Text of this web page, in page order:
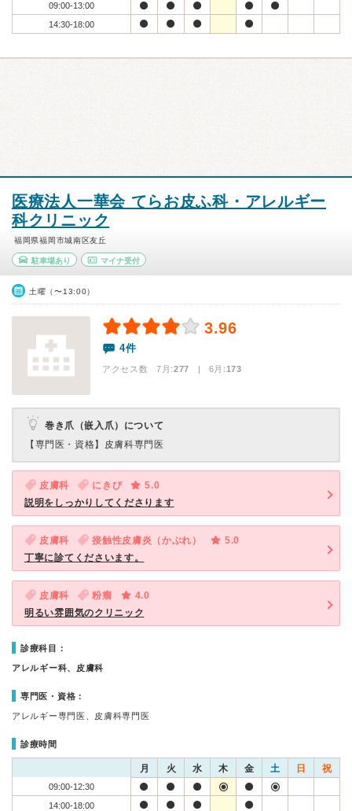
09:00-13:00
14:30-18:00
医療法人一華会 てらお皮ふ科・アレルギー
科クリニック
福岡県福岡市城南区友丘
駐車場あり マイナ受付
土曜（〜13:00）
3.96
4件
アクセス数 7月:277 | 6月:173
巻き爪（嵌入爪）について
【専門医・資格】 皮膚科専門医
皮膚科 にきび
5.0
説明をしっかりしてくださります
皮膚科 接触性皮膚炎（かぶれ）
5.0
丁寧に診てくださいます。
皮膚科 粉瘤
4.0
明るい雰囲気のクリニック
診療科目：
アレルギー科、皮膚科
専門医・資格：
アレルギー専門医、皮膚科専門医
診療時間
月 火 水 木 金 土 日 祝
09:00-12:30
14:00-18:00